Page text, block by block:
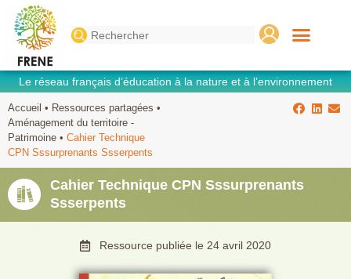
Search
for:
Le réseau français d’éducation à la nature et à l’environnement
Accueil • Ressources partagées •
Aménagement du territoire -
Patrimoine • Cahier Technique
CPN Sssurprenants Ssserpents
Cahier Technique CPN Sssurprenants
Ssserpents
Ressource publiée le 24 avril 2020